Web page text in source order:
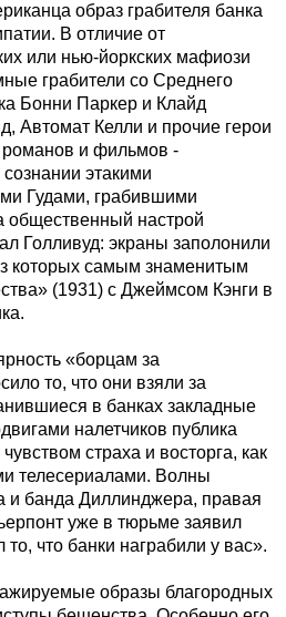
образ грабителя банка
В отличие от
или нью-йоркских мафиози
грабители со Среднего
Бонни Паркер и Клайд
Автомат Келли и прочие герои
и фильмов -
этакими
Гудами, грабившими
общественный настрой
Голливуд: экраны заполонили
которых самым знаменитым
(1931) с Джеймсом Кэнги в
«борцам за
то, что они взяли за
в банках закладные
налетчиков публика
страха и восторга, как
телесериалами. Волны
и банда Диллинджера, правая
уже в тюрьме заявил
что банки награбили у вас».
образы благородных